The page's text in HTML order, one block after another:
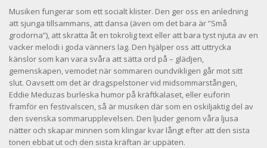
Musiken fungerar som ett socialt klister. Den ger oss en anledning
att sjunga tillsammans, att dansa (även om det bara är ”Små
grodorna”), att skratta åt en tokrolig text eller att bara tyst njuta av en
vacker melodi i goda vänners lag. Den hjälper oss att uttrycka
känslor som kan vara svåra att sätta ord på – glädjen,
gemenskapen, vemodet när sommaren oundvikligen går mot sitt
slut. Oavsett om det är dragspelstoner vid midsommarstången,
Eddie Meduzas burleska humor på kräftkalaset, eller euforin
framför en festivalscen, så är musiken där som en oskiljaktig del av
den svenska sommarupplevelsen. Den ljuder genom våra ljusa
nätter och skapar minnen som klingar kvar långt efter att den sista
tonen ebbat ut och den sista kräftan är uppäten.